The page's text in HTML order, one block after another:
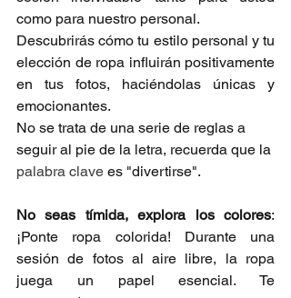
como para nuestro personal.
Descubrirás cómo tu estilo personal y tu
elección de ropa influirán positivamente
en tus fotos, haciéndolas únicas y
emocionantes.
No se trata de una serie de reglas a
seguir al pie de la letra, recuerda que la
palabra clave es "divertirse".
No seas tímida, explora los colores:
¡Ponte ropa colorida! Durante una
sesión de fotos al aire libre, la ropa
juega un papel esencial. Te